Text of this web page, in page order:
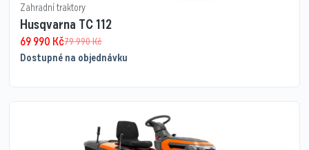
Zahradní traktory
Husqvarna TC 112
79 990Kč
69 990 Kč
Dostupné na objednávku